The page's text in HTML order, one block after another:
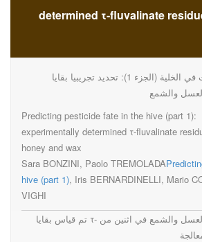
in the
experimentally
fluvalinate
determined τ-fluvalinate
التنبؤ بمصير المبيدات في الخلية (الجزء 1): تحديد تجريبيا بقايا τ-
والشمع
Predicting pesticide fate in the hive (part 1):
experimentally determined τ-fluvalinate
honey and wax
Sara BONZINI, Paolo TREMOLADA
hive (part 1), Iris BERNARDINELLI, Mario
VIGHI
تم قياس بقايا τ- فلوفالينات في النحل والعسل والشمع في اثنين من